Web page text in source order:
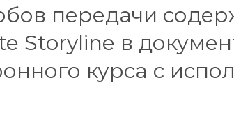
передачи
Storyline в
курса с